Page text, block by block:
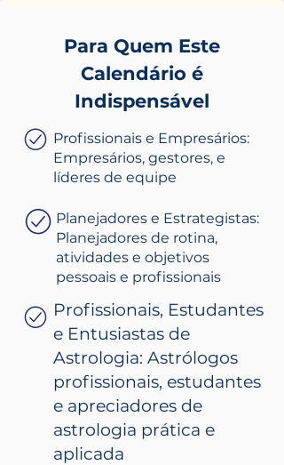
Para Quem Este
Calendário é
Indispensável
Profissionais e Empresários:
Empresários, gestores, e
líderes de equipe
Planejadores e Estrategistas:
Planejadores de rotina,
atividades e objetivos
pessoais e profissionais
Profissionais, Estudantes
e Entusiastas de
Astrologia: Astrólogos
profissionais, estudantes
e apreciadores de
astrologia prática e
aplicada